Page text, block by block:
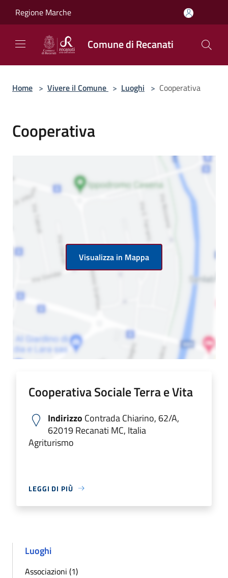
Regione Marche
Comune di Recanati
Home > Vivere il Comune > Luoghi > Cooperativa
Cooperativa
Visualizza in Mappa
Cooperativa Sociale Terra e Vita
Indirizzo Contrada Chiarino, 62/A,
62019 Recanati MC, Italia
Agriturismo
LEGGI DI PIÙ
Luoghi
Associazioni (1)